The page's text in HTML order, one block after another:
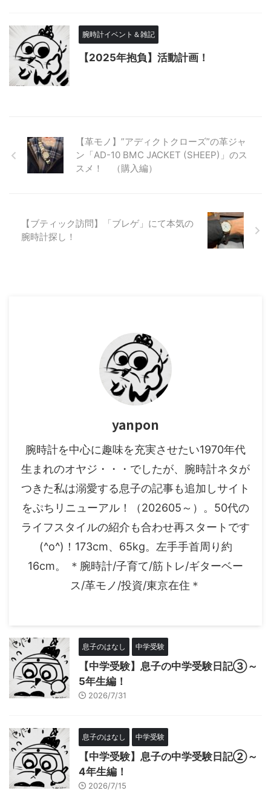
腕時計イベント＆雑記
【2025年抱負】活動計画！
【革モノ】”アディクトクローズ”の革ジャ
ン「AD-10 BMC JACKET (SHEEP)」のス
スメ！ （購入編）
【ブティック訪問】「ブレゲ」にて本気の
腕時計探し！
yanpon
腕時計を中心に趣味を充実させたい1970年代
生まれのオヤジ・・・でしたが、腕時計ネタが
つきた私は溺愛する息子の記事も追加しサイト
をぷちリニューアル！（202605～）。50代の
ライフスタイルの紹介も合わせ再スタートです
(^o^)！173cm、65kg。左手手首周り約
16cm。 ＊腕時計/子育て/筋トレ/ギターベー
ス/革モノ/投資/東京在住＊
息子のはなし 中学受験
【中学受験】息子の中学受験日記③～
5年生編！
2026/7/31
息子のはなし 中学受験
【中学受験】息子の中学受験日記②～
4年生編！
2026/7/15